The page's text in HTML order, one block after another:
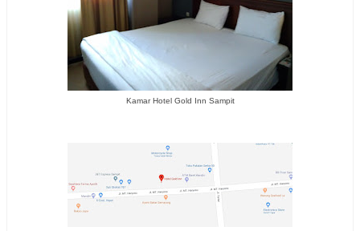
Kamar Hotel Gold Inn Sampit